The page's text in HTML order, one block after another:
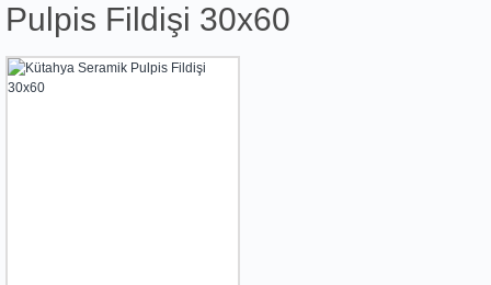
Pulpis Fildişi 30x60